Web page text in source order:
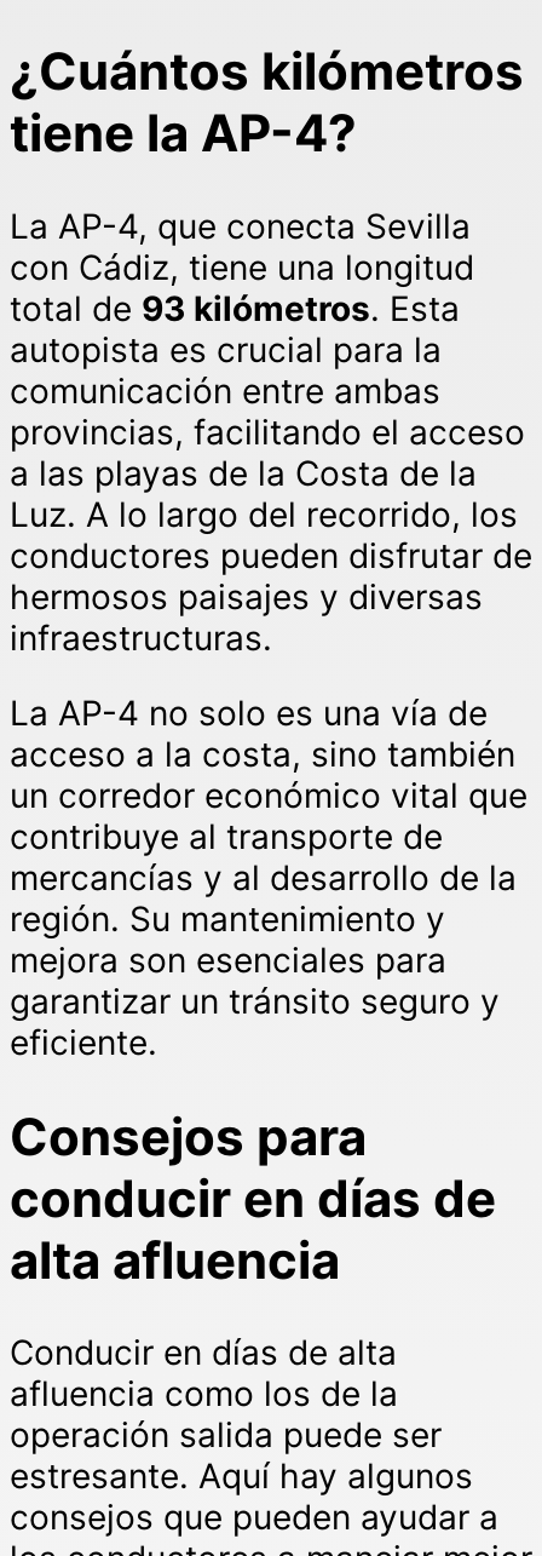
¿Cuántos kilómetros
tiene la AP-4?
La AP-4, que conecta Sevilla
con Cádiz, tiene una longitud
total de 93 kilómetros. Esta
autopista es crucial para la
comunicación entre ambas
provincias, facilitando el acceso
a las playas de la Costa de la
Luz. A lo largo del recorrido, los
conductores pueden disfrutar de
hermosos paisajes y diversas
infraestructuras.
La AP-4 no solo es una vía de
acceso a la costa, sino también
un corredor económico vital que
contribuye al transporte de
mercancías y al desarrollo de la
región. Su mantenimiento y
mejora son esenciales para
garantizar un tránsito seguro y
eficiente.
Consejos para
conducir en días de
alta afluencia
Conducir en días de alta
afluencia como los de la
operación salida puede ser
estresante. Aquí hay algunos
consejos que pueden ayudar a